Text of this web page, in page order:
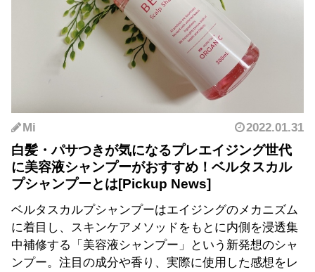
Mi 2022.01.31
白髪・パサつきが気になるプレエイジング世代
に美容液シャンプーがおすすめ！ベルタスカル
プシャンプーとは
ベルタスカルプシャンプーはエイジングのメカニズム
に着目し、スキンケアメソッドをもとに内側を浸透集
中補修する「美容液シャンプー」という新発想のシャ
ンプー。注目の成分や香り、実際に使用した感想をレ